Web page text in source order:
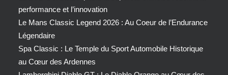
performance et l’innovation
Le Mans Classic Legend 2026 : Au Coeur de l’Endurance
Légendaire
Spa Classic : Le Temple du Sport Automobile Historique
au Cœur des Ardennes